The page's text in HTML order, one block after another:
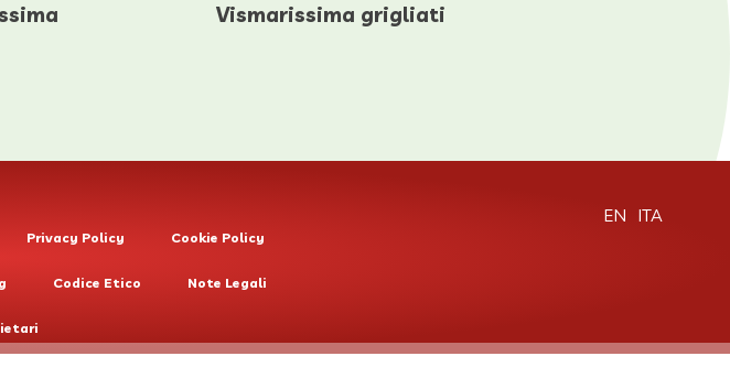
Vismarissima grigliati
Privacy Policy Cookie Policy
Codice Etico Note Legali
EN ITA